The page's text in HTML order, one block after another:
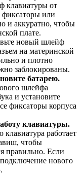
клавиатуры от
фиксаторы или
и аккуратно, чтобы
плате.
новый шлейф
на материнской
и плотно
заблокированы.
батарею.
шлейфа
и установите
фиксаторы корпуса
клавиатуры.
клавиатура работает
чтобы
правильно. Если
нового